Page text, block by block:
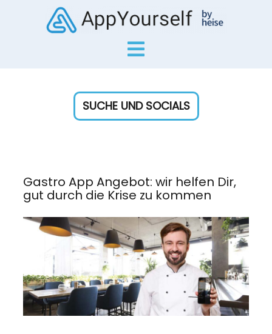
Gastro App Angebot: wir helfen Dir,
gut durch die Krise zu kommen
SUCHE UND SOCIALS